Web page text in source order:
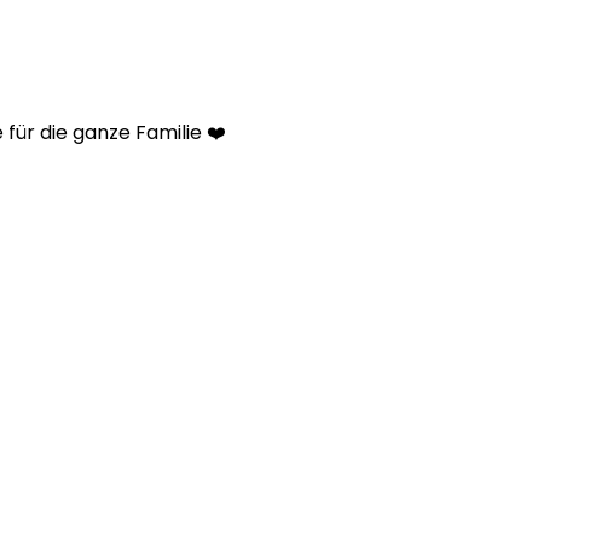
für die ganze Familie ❤️